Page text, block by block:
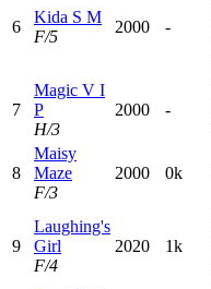
6
Kida S M
F/5
2000 -
7
Magic V I
P
H/3
2000 -
8
Maisy
Maze
F/3
2000 0k
9
Laughing's
Girl
F/4
2020 1k